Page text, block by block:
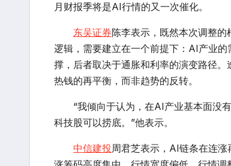
月财报季将是AI行情的又一次催化。
东吴证券陈李表示，既然本次调整
逻辑，需要建立在一个前提下：AI产业
撑，后者取决于通胀和利率的演变路径
热钱的再平衡，而非趋势的反转。
“我倾向于认为，在AI产业基本面没有
科技股可以捞底。”他表示。
中信建投周君芝表示，AI链条在连